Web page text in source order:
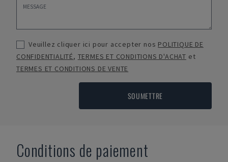
Veuillez cliquer ici pour accepter nos POLITIQUE DE
CONFIDENTIALITÉ, TERMES ET CONDITIONS D'ACHAT et
TERMES ET CONDITIONS DE VENTE
SOUMETTRE
Conditions de paiement